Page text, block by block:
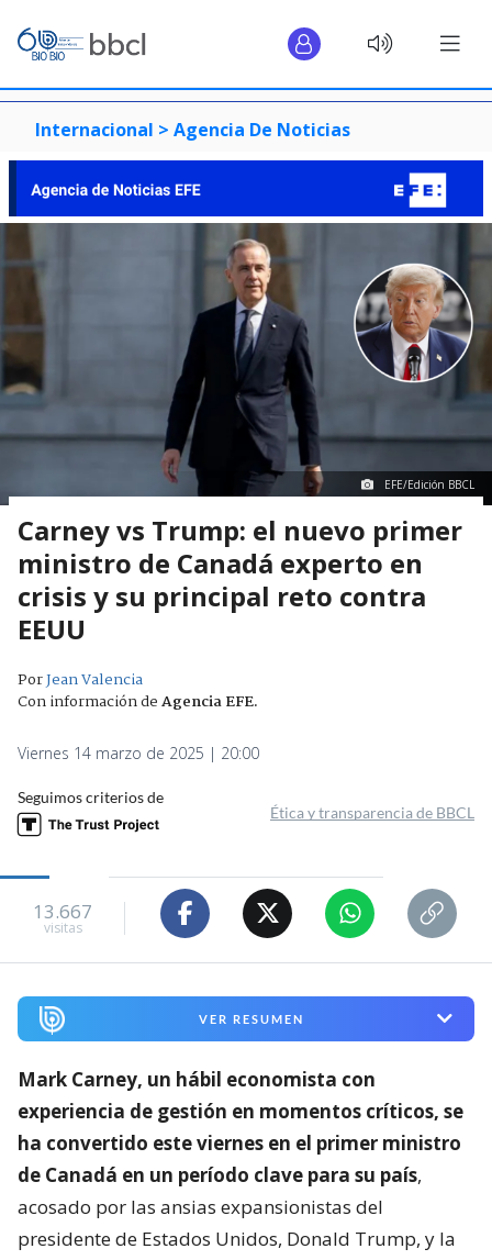
Internacional > Agencia De Noticias
EFE/Edición BBCL
Carney vs Trump: el nuevo primer
ministro de Canadá experto en
crisis y su principal reto contra
EEUU
PorJean Valencia
Con información deAgencia EFE.
Viernes 14 marzo de 2025 | 20:00
Seguimos criterios de
Ética y transparencia de BBCL
13.667
visitas
VER RESUMEN
Mark Carney, un hábil economista con
experiencia de gestión en momentos críticos, se
ha convertido este viernes en el primer ministro
de Canadá en un período clave para su país,
acosado por las ansias expansionistas del
presidente de Estados Unidos, Donald Trump, y la